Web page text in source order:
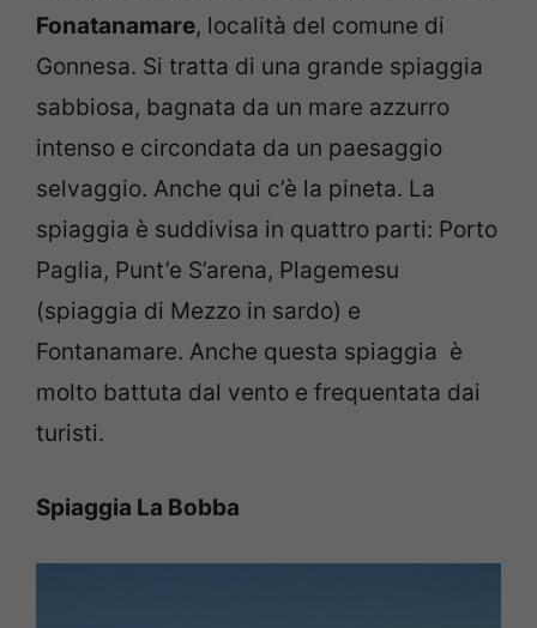
Fonatanamare, località del comune di
Gonnesa. Si tratta di una grande spiaggia
sabbiosa, bagnata da un mare azzurro
intenso e circondata da un paesaggio
selvaggio. Anche qui c’è la pineta. La
spiaggia è suddivisa in quattro parti: Porto
Paglia, Punt’e S’arena, Plagemesu
(spiaggia di Mezzo in sardo) e
Fontanamare. Anche questa spiaggia è
molto battuta dal vento e frequentata dai
turisti.
Spiaggia La Bobba